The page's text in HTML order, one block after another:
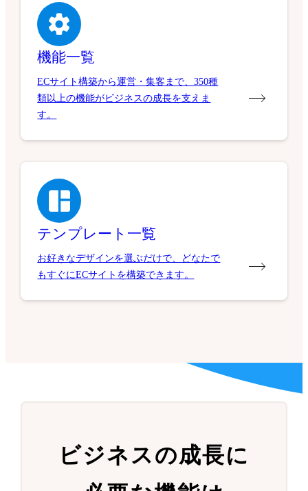
機能一覧
ECサイト構築から運営・集客まで、350種
類以上の機能がビジネスの成長を支えま
す。
テンプレート一覧
お好きなデザインを選ぶだけで、どなたで
もすぐにECサイトを構築できます。
ビジネスの成長に